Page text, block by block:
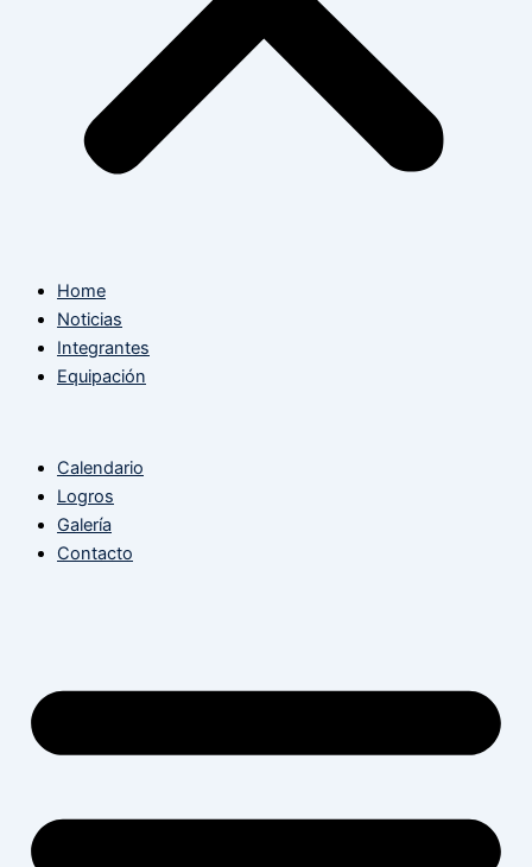
Home
Noticias
Integrantes
Equipación
Calendario
Logros
Galería
Contacto